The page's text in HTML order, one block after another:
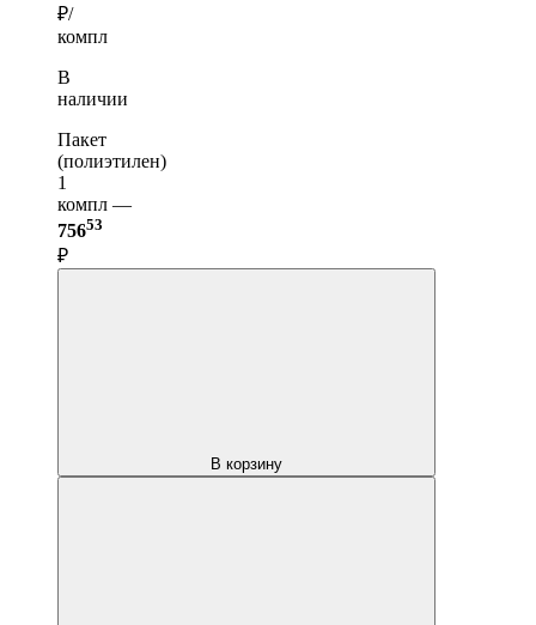
₽/
компл
В
наличии
Пакет
(полиэтилен)
1
компл —
75653
₽
В корзину